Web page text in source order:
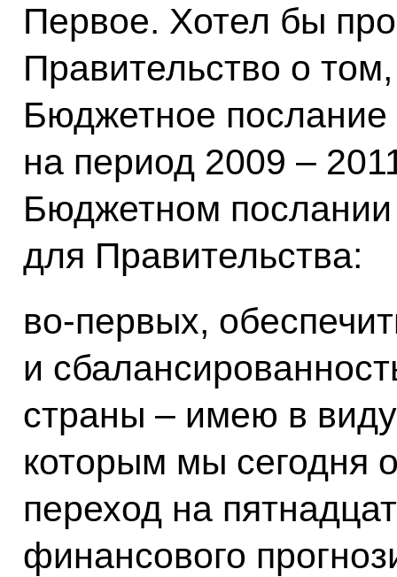
Первое. Хотел бы
Правительство о
Бюджетное
на период 2009 –
Бюджетном послании
для Правительства:
во‑первых,
и
страны – имею в
которым мы сегодня
переход на
финансового